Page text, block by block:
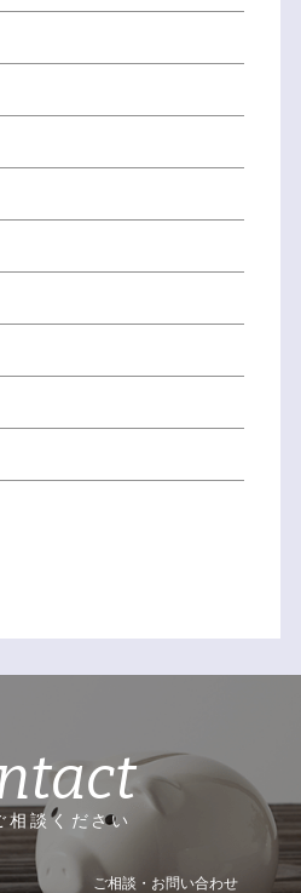
相談ください
ご相談・お問い合わせ